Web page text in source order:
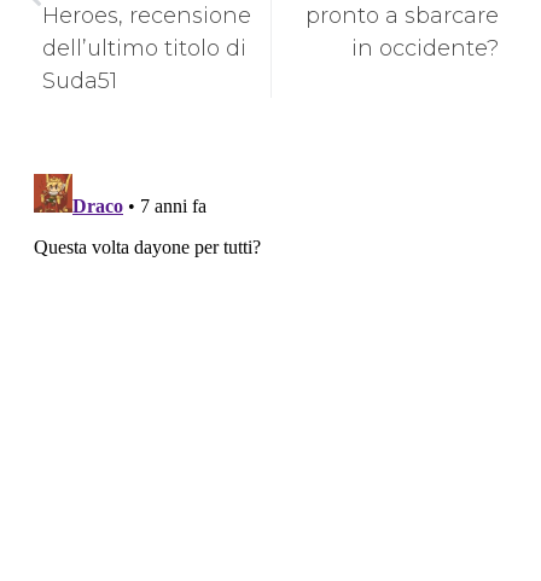
Heroes, recensione
dell’ultimo titolo di
Suda51
pronto a sbarcare
in occidente?